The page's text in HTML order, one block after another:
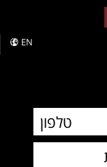
EN